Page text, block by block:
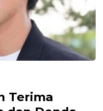
Terima